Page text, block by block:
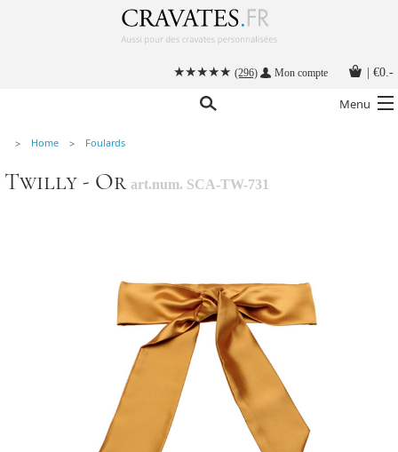
(296) Mon compte €0.-
Menu
Nos accessoires hommes
Home Foulards
Twilly - Or art.num. SCA-TW-731